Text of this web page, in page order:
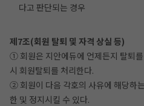
다고 판단되는 경우
제7조(회원 탈퇴 및 자격 상실 등)
① 회원은 지안에듀에 언제든지 탈퇴
시 회원탈퇴를 처리한다.
② 회원이 다음 각호의 사유에 해당하
한 및 정지시킬 수 있다.